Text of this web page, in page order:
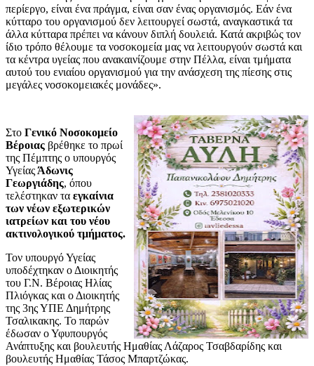
περίεργο, είναι ένα πράγμα, είναι σαν ένας οργανισμός. Εάν ένα
κύτταρο του οργανισμού δεν λειτουργεί σωστά, αναγκαστικά τα
άλλα κύτταρα πρέπει να κάνουν διπλή δουλειά. Κατά ακριβώς τον
ίδιο τρόπο θέλουμε τα νοσοκομεία μας να λειτουργούν σωστά και
τα κέντρα υγείας που ανακαινίζουμε στην Πέλλα, είναι τμήματα
αυτού του ενιαίου οργανισμού για την ανάσχεση της πίεσης στις
μεγάλες νοσοκομειακές μονάδες».
Στο Γενικό Νοσοκομείο
Βέροιας βρέθηκε το πρωί
της Πέμπτης ο υπουργός
ΥγείαςΆδωνις
Γεωργιάδης, όπου
τελέστηκαν τα εγκαίνια
των νέων εξωτερικών
ιατρείων και του νέου
ακτινολογικού τμήματος.
Τον υπουργό Υγείας
υποδέχτηκαν ο Διοικητής
του Γ.Ν. Βέροιας Ηλίας
Πλιόγκας και ο Διοικητής
της 3ης ΥΠΕ Δημήτρης
Τσαλικακης. Το παρών
έδωσαν ο Υφυπουργός
Ανάπτυξης και βουλευτής Ημαθίας Λάζαρος Τσαβδαρίδης και
βουλευτής Ημαθίας Τάσος Μπαρτζώκας.